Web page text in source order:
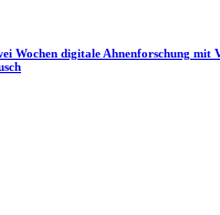
Wochen digitale Ahnenforschung mit